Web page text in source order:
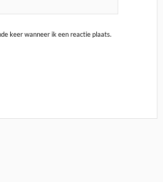
keer wanneer ik een reactie plaats.